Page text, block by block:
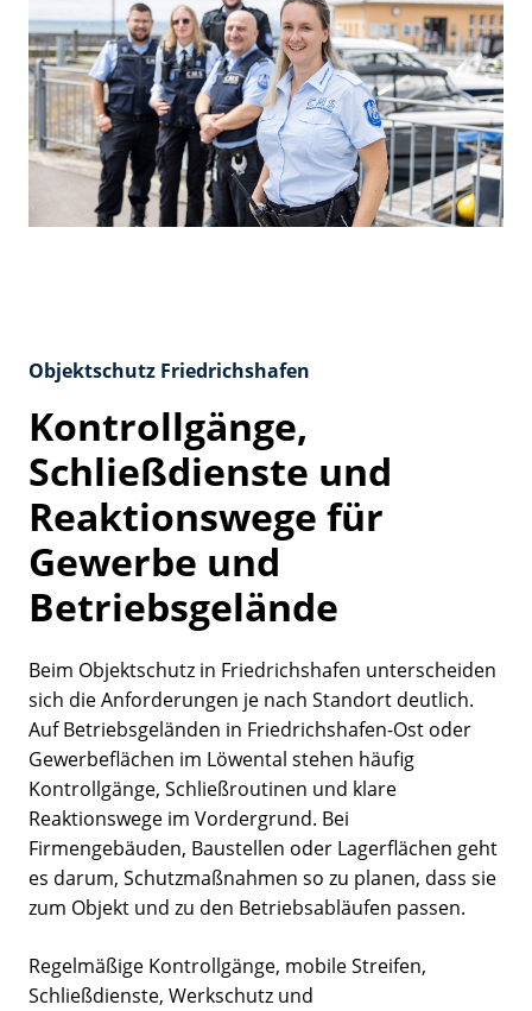
Objektschutz Friedrichshafen
Kontrollgänge,
Schließdienste und
Reaktionswege für
Gewerbe und
Betriebsgelände
Beim Objektschutz in Friedrichshafen unterscheiden
sich die Anforderungen je nach Standort deutlich.
Auf Betriebsgeländen in Friedrichshafen-Ost oder
Gewerbeflächen im Löwental stehen häufig
Kontrollgänge, Schließroutinen und klare
Reaktionswege im Vordergrund. Bei
Firmengebäuden, Baustellen oder Lagerflächen geht
es darum, Schutzmaßnahmen so zu planen, dass sie
zum Objekt und zu den Betriebsabläufen passen.
Regelmäßige Kontrollgänge, mobile Streifen,
Schließdienste, Werkschutz und